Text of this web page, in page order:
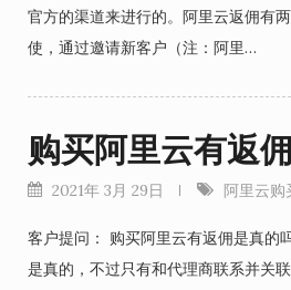
官方的渠道来进行的。阿里云返佣有
使，通过邀请新客户（注：阿里…
购买阿里云有返
2021年 3月 29日 阿里云购
客户提问： 购买阿里云有返佣是真的
是真的，不过只有和代理商联系并关